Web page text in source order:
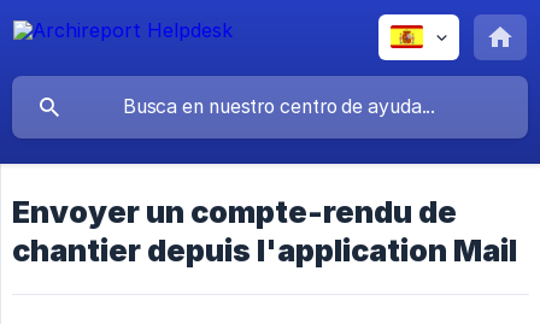
Envoyer un compte-rendu de
chantier depuis l'application Mail